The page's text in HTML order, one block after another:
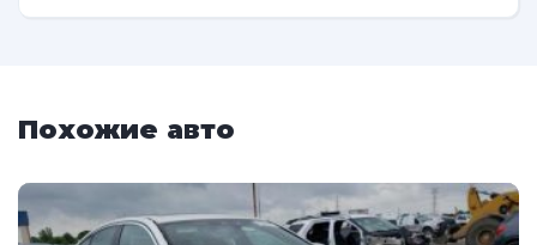
Похожие авто